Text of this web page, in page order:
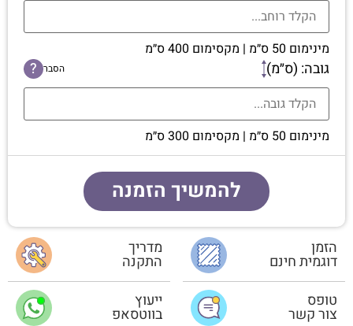
מינימום 50 ס״מ | מקסימום 400 ס״מ
גובה: (ס״מ) הסבר ?
מינימום 50 ס״מ | מקסימום 300 ס״מ
להמשיך הזמנה
הזמן
דוגמית חינם
מדריך
התקנה
טופס
צור קשר
ייעוץ
בווטסאפ